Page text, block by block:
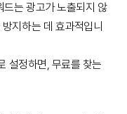
드는 광고가 노출되지 않
지하는 데 효과적입니
설정하면, 무료를 찾는